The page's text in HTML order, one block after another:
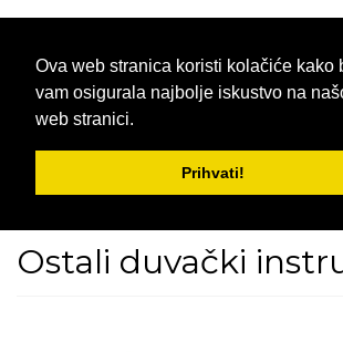
Ova web stranica koristi kolačiće kako
vam osigurala najbolje iskustvo na
web stranici.
Prihvati!
Menu
Ostali duvački